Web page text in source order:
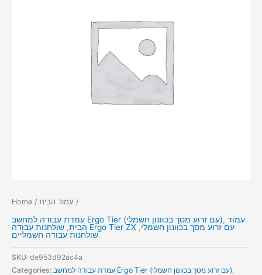
Home / עמוד הבית /
עמדת עבודה למחשב Ergo Tier (עם זרוע מסך בכוונון חשמלי), עמוד
הבית, שולחנות עבודה Ergo Tier ZX עם זרוע מסך בכוונון חשמלי,
שולחנות עבודה חשמליים
SKU: de953d92ac4a
Categories:
עמדת עבודה למחשב Ergo Tier (עם זרוע מסך בכוונון חשמלי)